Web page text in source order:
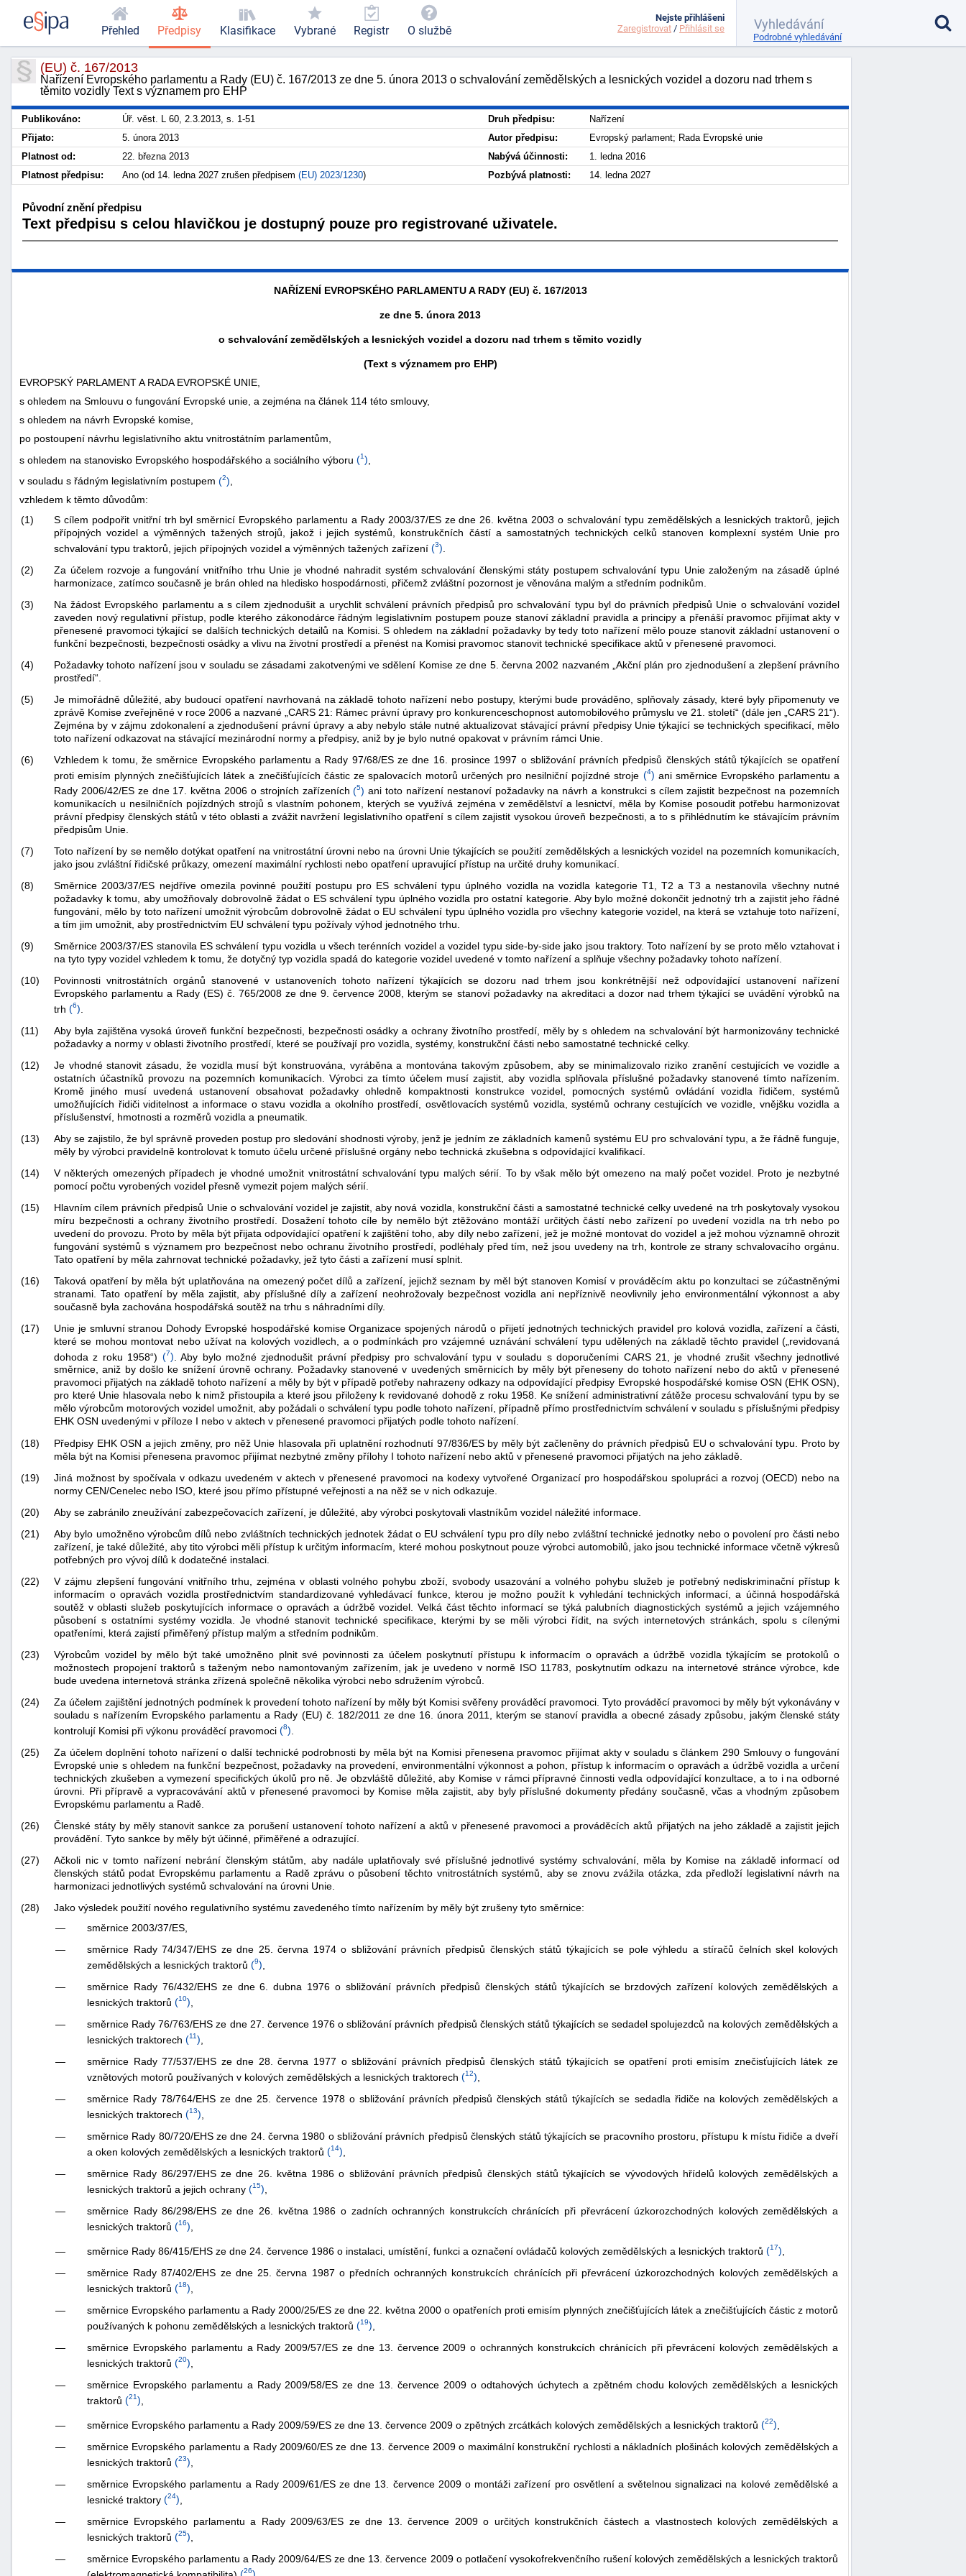
(EU) č. 167/2013
Nařízení Evropského parlamentu a Rady (EU) č. 167/2013 ze dne 5. února 2013 o schvalování zemědělských a lesnických vozidel a dozoru nad trhem s
těmito vozidly Text s významem pro EHP
Publikováno: Úř. věst. L 60, 2.3.2013, s. 1-51 Druh předpisu:
Nařízení
Přijato:
5. února 2013 Autor předpisu:
Evropský parlament; Rada Evropské unie
Platnost od:
22. března 2013 Nabývá účinnosti:
1. ledna 2016
Platnost předpisu:
Ano (od 14. ledna 2027 zrušen předpisem (EU) 2023/1230) Pozbývá platnosti: 14. ledna 2027
Původní znění předpisu
Text předpisu s celou hlavičkou je dostupný pouze pro registrované uživatele.
NAŘÍZENÍ EVROPSKÉHO PARLAMENTU A RADY (EU) č. 167/2013
ze dne 5. února 2013
o schvalování zemědělských a lesnických vozidel a dozoru nad trhem s těmito vozidly
(Text s významem pro EHP)
EVROPSKÝ PARLAMENT A RADA EVROPSKÉ UNIE,
s ohledem na Smlouvu o fungování Evropské unie, a zejména na článek 114 této smlouvy,
s ohledem na návrh Evropské komise,
po postoupení návrhu legislativního aktu vnitrostátním parlamentům,
s ohledem na stanovisko Evropského hospodářského a sociálního výboru (1)
v souladu s řádným legislativním postupem (2)
vzhledem k těmto důvodům:
(1)
S cílem podpořit vnitřní trh byl směrnicí Evropského parlamentu a Rady 2003/37/ES ze dne 26. května 2003 o schvalování typu zemědělských a lesnických traktorů, jejich
přípojných vozidel a výměnných tažených strojů, jakož i jejich systémů, konstrukčních částí a samostatných technických celků stanoven komplexní systém Unie pro
schvalování typu traktorů, jejich přípojných vozidel a výměnných tažených zařízení (3)
(2)
Za účelem rozvoje a fungování vnitřního trhu Unie je vhodné nahradit systém schvalování členskými státy postupem schvalování typu Unie založeným na zásadě úplné
harmonizace, zatímco současně je brán ohled na hledisko hospodárnosti, přičemž zvláštní pozornost je věnována malým a středním podnikům.
(3)
Na žádost Evropského parlamentu a s cílem zjednodušit a urychlit schválení právních předpisů pro schvalování typu byl do právních předpisů Unie o schvalování vozidel
zaveden nový regulativní přístup, podle kterého zákonodárce řádným legislativním postupem pouze stanoví základní pravidla a principy a přenáší pravomoc přijímat akty v
přenesené pravomoci týkající se dalších technických detailů na Komisi. S ohledem na základní požadavky by tedy toto nařízení mělo pouze stanovit základní ustanovení o
funkční bezpečnosti, bezpečnosti osádky a vlivu na životní prostředí a přenést na Komisi pravomoc stanovit technické specifikace aktů v přenesené pravomoci.
(4)
Požadavky tohoto nařízení jsou v souladu se zásadami zakotvenými ve sdělení Komise ze dne 5. června 2002 nazvaném „Akční plán pro zjednodušení a zlepšení právního
prostředí“.
(5)
Je mimořádně důležité, aby budoucí opatření navrhovaná na základě tohoto nařízení nebo postupy, kterými bude prováděno, splňovaly zásady, které byly připomenuty ve
zprávě Komise zveřejněné v roce 2006 a nazvané „CARS 21: Rámec právní úpravy pro konkurenceschopnost automobilového průmyslu ve 21. století“ (dále jen „CARS 21“).
Zejména by v zájmu zdokonalení a zjednodušení právní úpravy a aby nebylo stále nutné aktualizovat stávající právní předpisy Unie týkající se technických specifikací, mělo
toto nařízení odkazovat na stávající mezinárodní normy a předpisy, aniž by je bylo nutné opakovat v právním rámci Unie.
(6)
Vzhledem k tomu, že směrnice Evropského parlamentu a Rady 97/68/ES ze dne 16. prosince 1997 o sbližování právních předpisů členských států týkajících se opatření
proti emisím plynných znečišťujících látek a znečišťujících částic ze spalovacích motorů určených pro nesilniční pojízdné stroje (4) ani směrnice Evropského parlamentu a
Rady 2006/42/ES ze dne 17. května 2006 o strojních zařízeních (5) ani toto nařízení nestanoví požadavky na návrh a konstrukci s cílem zajistit bezpečnost na pozemních
komunikacích u nesilničních pojízdných strojů s vlastním pohonem, kterých se využívá zejména v zemědělství a lesnictví, měla by Komise posoudit potřebu harmonizovat
právní předpisy členských států v této oblasti a zvážit navržení legislativního opatření s cílem zajistit vysokou úroveň bezpečnosti, a to s přihlédnutím ke stávajícím právním
předpisům Unie.
(7)
Toto nařízení by se nemělo dotýkat opatření na vnitrostátní úrovni nebo na úrovni Unie týkajících se použití zemědělských a lesnických vozidel na pozemních komunikacích,
jako jsou zvláštní řidičské průkazy, omezení maximální rychlosti nebo opatření upravující přístup na určité druhy komunikací.
(8)
Směrnice 2003/37/ES nejdříve omezila povinné použití postupu pro ES schválení typu úplného vozidla na vozidla kategorie T1, T2 a T3 a nestanovila všechny nutné
požadavky k tomu, aby umožňovaly dobrovolně žádat o ES schválení typu úplného vozidla pro ostatní kategorie. Aby bylo možné dokončit jednotný trh a zajistit jeho řádné
fungování, mělo by toto nařízení umožnit výrobcům dobrovolně žádat o EU schválení typu úplného vozidla pro všechny kategorie vozidel, na která se vztahuje toto nařízení,
a tím jim umožnit, aby prostřednictvím EU schválení typu požívaly výhod jednotného trhu.
(9)
Směrnice 2003/37/ES stanovila ES schválení typu vozidla u všech terénních vozidel a vozidel typu side-by-side jako jsou traktory. Toto nařízení by se proto mělo vztahovat i
na tyto typy vozidel vzhledem k tomu, že dotyčný typ vozidla spadá do kategorie vozidel uvedené v tomto nařízení a splňuje všechny požadavky tohoto nařízení.
(10)
Povinnosti vnitrostátních orgánů stanovené v ustanoveních tohoto nařízení týkajících se dozoru nad trhem jsou konkrétnější než odpovídající ustanovení nařízení
Evropského parlamentu a Rady (ES) č. 765/2008 ze dne 9. července 2008, kterým se stanoví požadavky na akreditaci a dozor nad trhem týkající se uvádění výrobků na
trh (6)
(11)
Aby byla zajištěna vysoká úroveň funkční bezpečnosti, bezpečnosti osádky a ochrany životního prostředí, měly by s ohledem na schvalování být harmonizovány technické
požadavky a normy v oblasti životního prostředí, které se používají pro vozidla, systémy, konstrukční části nebo samostatné technické celky.
(12)
Je vhodné stanovit zásadu, že vozidla musí být konstruována, vyráběna a montována takovým způsobem, aby se minimalizovalo riziko zranění cestujících ve vozidle a
ostatních účastníků provozu na pozemních komunikacích. Výrobci za tímto účelem musí zajistit, aby vozidla splňovala příslušné požadavky stanovené tímto nařízením.
Kromě jiného musí uvedená ustanovení obsahovat požadavky ohledně kompaktnosti konstrukce vozidel, pomocných systémů ovládání vozidla řidičem, systémů
umožňujících řidiči viditelnost a informace o stavu vozidla a okolního prostředí, osvětlovacích systémů vozidla, systémů ochrany cestujících ve vozidle, vnějšku vozidla a
příslušenství, hmotnosti a rozměrů vozidla a pneumatik.
(13)
Aby se zajistilo, že byl správně proveden postup pro sledování shodnosti výroby, jenž je jedním ze základních kamenů systému EU pro schvalování typu, a že řádně funguje,
měly by výrobci pravidelně kontrolovat k tomuto účelu určené příslušné orgány nebo technická zkušebna s odpovídající kvalifikací.
(14)
V některých omezených případech je vhodné umožnit vnitrostátní schvalování typu malých sérií. To by však mělo být omezeno na malý počet vozidel. Proto je nezbytné
pomocí počtu vyrobených vozidel přesně vymezit pojem malých sérií.
(15)
Hlavním cílem právních předpisů Unie o schvalování vozidel je zajistit, aby nová vozidla, konstrukční části a samostatné technické celky uvedené na trh poskytovaly vysokou
míru bezpečnosti a ochrany životního prostředí. Dosažení tohoto cíle by nemělo být ztěžováno montáží určitých částí nebo zařízení po uvedení vozidla na trh nebo po
uvedení do provozu. Proto by měla být přijata odpovídající opatření k zajištění toho, aby díly nebo zařízení, jež je možné montovat do vozidel a jež mohou významně ohrozit
fungování systémů s významem pro bezpečnost nebo ochranu životního prostředí, podléhaly před tím, než jsou uvedeny na trh, kontrole ze strany schvalovacího orgánu.
Tato opatření by měla zahrnovat technické požadavky, jež tyto části a zařízení musí splnit.
(16)
Taková opatření by měla být uplatňována na omezený počet dílů a zařízení, jejichž seznam by měl být stanoven Komisí v prováděcím aktu po konzultaci se zúčastněnými
stranami. Tato opatření by měla zajistit, aby příslušné díly a zařízení neohrožovaly bezpečnost vozidla ani nepříznivě neovlivnily jeho environmentální výkonnost a aby
současně byla zachována hospodářská soutěž na trhu s náhradními díly.
(17)
Unie je smluvní stranou Dohody Evropské hospodářské komise Organizace spojených národů o přijetí jednotných technických pravidel pro kolová vozidla, zařízení a části,
které se mohou montovat nebo užívat na kolových vozidlech, a o podmínkách pro vzájemné uznávání schválení typu udělených na základě těchto pravidel („revidovaná
dohoda z roku 1958“) (7) . Aby bylo možné zjednodušit právní předpisy pro schvalování typu v souladu s doporučeními CARS 21, je vhodné zrušit všechny jednotlivé
směrnice, aniž by došlo ke snížení úrovně ochrany. Požadavky stanovené v uvedených směrnicích by měly být přeneseny do tohoto nařízení nebo do aktů v přenesené
pravomoci přijatých na základě tohoto nařízení a měly by být v případě potřeby nahrazeny odkazy na odpovídající předpisy Evropské hospodářské komise OSN (EHK OSN),
pro které Unie hlasovala nebo k nimž přistoupila a které jsou přiloženy k revidované dohodě z roku 1958. Ke snížení administrativní zátěže procesu schvalování typu by se
mělo výrobcům motorových vozidel umožnit, aby požádali o schválení typu podle tohoto nařízení, případně přímo prostřednictvím schválení v souladu s příslušnými předpisy
EHK OSN uvedenými v příloze I nebo v aktech v přenesené pravomoci přijatých podle tohoto nařízení.
(18)
Předpisy EHK OSN a jejich změny, pro něž Unie hlasovala při uplatnění rozhodnutí 97/836/ES by měly být začleněny do právních předpisů EU o schvalování typu. Proto by
měla být na Komisi přenesena pravomoc přijímat nezbytné změny přílohy I tohoto nařízení nebo aktů v přenesené pravomoci přijatých na jeho základě.
(19)
Jiná možnost by spočívala v odkazu uvedeném v aktech v přenesené pravomoci na kodexy vytvořené Organizací pro hospodářskou spolupráci a rozvoj (OECD) nebo na
normy CEN/Cenelec nebo ISO, které jsou přímo přístupné veřejnosti a na něž se v nich odkazuje.
(20)
Aby se zabránilo zneužívání zabezpečovacích zařízení, je důležité, aby výrobci poskytovali vlastníkům vozidel náležité informace.
(21)
Aby bylo umožněno výrobcům dílů nebo zvláštních technických jednotek žádat o EU schválení typu pro díly nebo zvláštní technické jednotky nebo o povolení pro části nebo
zařízení, je také důležité, aby tito výrobci měli přístup k určitým informacím, které mohou poskytnout pouze výrobci automobilů, jako jsou technické informace včetně výkresů
potřebných pro vývoj dílů k dodatečné instalaci.
(22)
V zájmu zlepšení fungování vnitřního trhu, zejména v oblasti volného pohybu zboží, svobody usazování a volného pohybu služeb je potřebný nediskriminační přístup k
informacím o opravách vozidla prostřednictvím standardizované vyhledávací funkce, kterou je možno použít k vyhledání technických informací, a účinná hospodářská
soutěž v oblasti služeb poskytujících informace o opravách a údržbě vozidel. Velká část těchto informací se týká palubních diagnostických systémů a jejich vzájemného
působení s ostatními systémy vozidla. Je vhodné stanovit technické specifikace, kterými by se měli výrobci řídit, na svých internetových stránkách, spolu s cílenými
opatřeními, která zajistí přiměřený přístup malým a středním podnikům.
(23)
Výrobcům vozidel by mělo být také umožněno plnit své povinnosti za účelem poskytnutí přístupu k informacím o opravách a údržbě vozidla týkajícím se protokolů o
možnostech propojení traktorů s taženým nebo namontovaným zařízením, jak je uvedeno v normě ISO 11783, poskytnutím odkazu na internetové stránce výrobce, kde
bude uvedena internetová stránka zřízená společně několika výrobci nebo sdružením výrobců.
(24)
Za účelem zajištění jednotných podmínek k provedení tohoto nařízení by měly být Komisi svěřeny prováděcí pravomoci. Tyto prováděcí pravomoci by měly být vykonávány v
souladu s nařízením Evropského parlamentu a Rady (EU) č. 182/2011 ze dne 16. února 2011, kterým se stanoví pravidla a obecné zásady způsobu, jakým členské státy
kontrolují Komisi při výkonu prováděcí pravomoci (8)
(25)
Za účelem doplnění tohoto nařízení o další technické podrobnosti by měla být na Komisi přenesena pravomoc přijímat akty v souladu s článkem 290 Smlouvy o fungování
Evropské unie s ohledem na funkční bezpečnost, požadavky na provedení, environmentální výkonnost a pohon, přístup k informacím o opravách a údržbě vozidla a určení
technických zkušeben a vymezení specifických úkolů pro ně. Je obzvláště důležité, aby Komise v rámci přípravné činnosti vedla odpovídající konzultace, a to i na odborné
úrovni. Při přípravě a vypracovávání aktů v přenesené pravomoci by Komise měla zajistit, aby byly příslušné dokumenty předány současně, včas a vhodným způsobem
Evropskému parlamentu a Radě.
(26)
Členské státy by měly stanovit sankce za porušení ustanovení tohoto nařízení a aktů v přenesené pravomoci a prováděcích aktů přijatých na jeho základě a zajistit jejich
provádění. Tyto sankce by měly být účinné, přiměřené a odrazující.
(27)
Ačkoli nic v tomto nařízení nebrání členským státům, aby nadále uplatňovaly své příslušné jednotlivé systémy schvalování, měla by Komise na základě informací od
členských států podat Evropskému parlamentu a Radě zprávu o působení těchto vnitrostátních systémů, aby se znovu zvážila otázka, zda předloží legislativní návrh na
harmonizaci jednotlivých systémů schvalování na úrovni Unie.
(28)
Jako výsledek použití nového regulativního systému zavedeného tímto nařízením by měly být zrušeny tyto směrnice:
—
směrnice 2003/37/ES,
—
směrnice Rady 74/347/EHS ze dne 25. června 1974 o sbližování právních předpisů členských států týkajících se pole výhledu a stíračů čelních skel kolových
zemědělských a lesnických traktorů (9)
—
směrnice Rady 76/432/EHS ze dne 6. dubna 1976 o sbližování právních předpisů členských států týkajících se brzdových zařízení kolových zemědělských a
lesnických traktorů (10)
—
směrnice Rady 76/763/EHS ze dne 27. července 1976 o sbližování právních předpisů členských států týkajících se sedadel spolujezdců na kolových zemědělských a
lesnických traktorech (11)
—
směrnice Rady 77/537/EHS ze dne 28. června 1977 o sbližování právních předpisů členských států týkajících se opatření proti emisím znečisťujících látek ze
vznětových motorů používaných v kolových zemědělských a lesnických traktorech (12)
—
směrnice Rady 78/764/EHS ze dne 25. července 1978 o sbližování právních předpisů členských států týkajících se sedadla řidiče na kolových zemědělských a
lesnických traktorech (13)
—
směrnice Rady 80/720/EHS ze dne 24. června 1980 o sbližování právních předpisů členských států týkajících se pracovního prostoru, přístupu k místu řidiče a dveří
a oken kolových zemědělských a lesnických traktorů (14)
—
směrnice Rady 86/297/EHS ze dne 26. května 1986 o sbližování právních předpisů členských států týkajících se vývodových hřídelů kolových zemědělských a
lesnických traktorů a jejich ochrany (15)
—
směrnice Rady 86/298/EHS ze dne 26. května 1986 o zadních ochranných konstrukcích chránících při převrácení úzkorozchodných kolových zemědělských a
lesnických traktorů (16)
— směrnice Rady 86/415/EHS ze dne 24. července 1986 o instalaci, umístění, funkci a označení ovládačů kolových zemědělských a lesnických traktorů (17)
—
směrnice Rady 87/402/EHS ze dne 25. června 1987 o předních ochranných konstrukcích chránících při převrácení úzkorozchodných kolových zemědělských a
lesnických traktorů (18)
—
směrnice Evropského parlamentu a Rady 2000/25/ES ze dne 22. května 2000 o opatřeních proti emisím plynných znečišťujících látek a znečišťujících částic z motorů
používaných k pohonu zemědělských a lesnických traktorů (19)
—
směrnice Evropského parlamentu a Rady 2009/57/ES ze dne 13. července 2009 o ochranných konstrukcích chránících při převrácení kolových zemědělských a
lesnických traktorů (20)
—
směrnice Evropského parlamentu a Rady 2009/58/ES ze dne 13. července 2009 o odtahových úchytech a zpětném chodu kolových zemědělských a lesnických
traktorů (21)
— směrnice Evropského parlamentu a Rady 2009/59/ES ze dne 13. července 2009 o zpětných zrcátkách kolových zemědělských a lesnických traktorů (22)
—
směrnice Evropského parlamentu a Rady 2009/60/ES ze dne 13. července 2009 o maximální konstrukční rychlosti a nákladních plošinách kolových zemědělských a
lesnických traktorů (23)
—
směrnice Evropského parlamentu a Rady 2009/61/ES ze dne 13. července 2009 o montáži zařízení pro osvětlení a světelnou signalizaci na kolové zemědělské a
lesnické traktory (24)
—
směrnice Evropského parlamentu a Rady 2009/63/ES ze dne 13. července 2009 o určitých konstrukčních částech a vlastnostech kolových zemědělských a
lesnických traktorů (25)
—
směrnice Evropského parlamentu a Rady 2009/64/ES ze dne 13. července 2009 o potlačení vysokofrekvenčního rušení kolových zemědělských a lesnických traktorů
26
Přehled Předpisy Klasifikace Vybrané Registr O službě
Nejste přihlášeni
Zaregistrovat / Přihlásit se
Podrobné vyhledávání